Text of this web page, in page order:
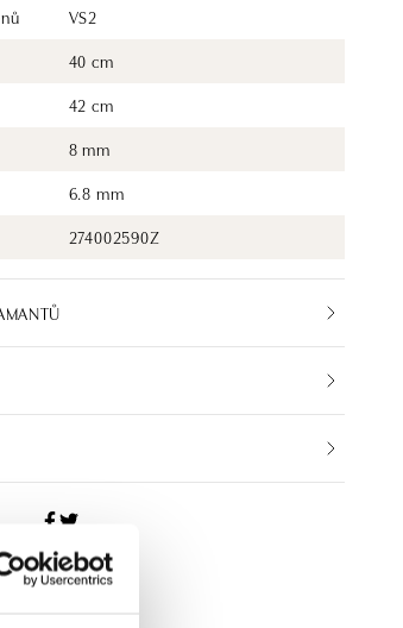
VS2
40 cm
42 cm
8 mm
6.8 mm
274002590Z